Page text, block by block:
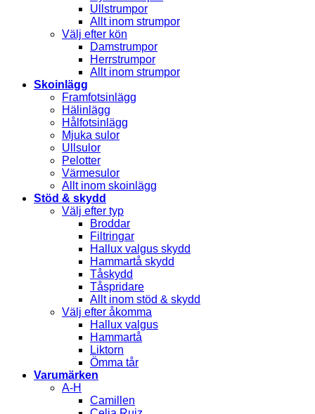
Ullstrumpor
Allt inom strumpor
Välj efter kön
Damstrumpor
Herrstrumpor
Allt inom strumpor
Skoinlägg
Framfotsinlägg
Hälinlägg
Hålfotsinlägg
Mjuka sulor
Ullsulor
Pelotter
Värmesulor
Allt inom skoinlägg
Stöd & skydd
Välj efter typ
Broddar
Filtringar
Hallux valgus skydd
Hammartå skydd
Tåskydd
Tåspridare
Allt inom stöd & skydd
Välj efter åkomma
Hallux valgus
Hammartå
Liktorn
Ömma tår
Varumärken
A-H
Camillen